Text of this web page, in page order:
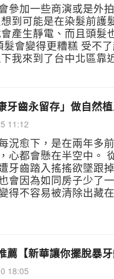
參加一些商演或是外
到可能是在染髮前
產生靜電、而且頭髮
會變得更糟糕 受不
我來到了台中北區靠
牙齒永留存」做自然
11:12
況愈下，是在兩年多
心都會懸在半空中。
牙齒踏入搖搖欲墜跟
會因為如同房子少了
得不容易被清除出藏
薦【新華讓你擺脫暴
18:05